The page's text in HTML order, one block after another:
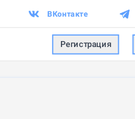
ВКонтакте
Регистрация